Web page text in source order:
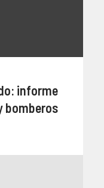
informe
bomberos